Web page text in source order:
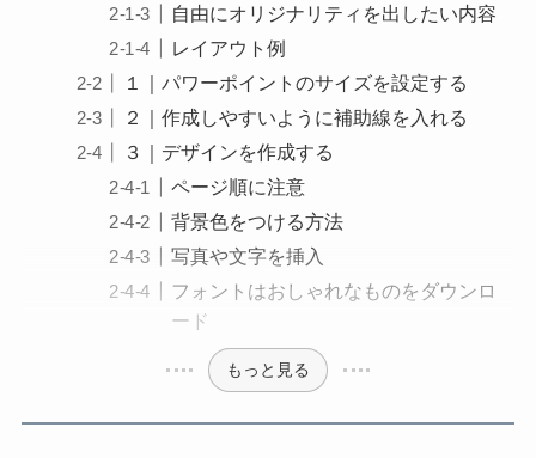
自由にオリジナリティを出したい内容
レイアウト例
１｜パワーポイントのサイズを設定する
２｜作成しやすいように補助線を入れる
３｜デザインを作成する
ページ順に注意
背景色をつける方法
写真や文字を挿入
フォントはおしゃれなものをダウンロ
ード
もっと見る